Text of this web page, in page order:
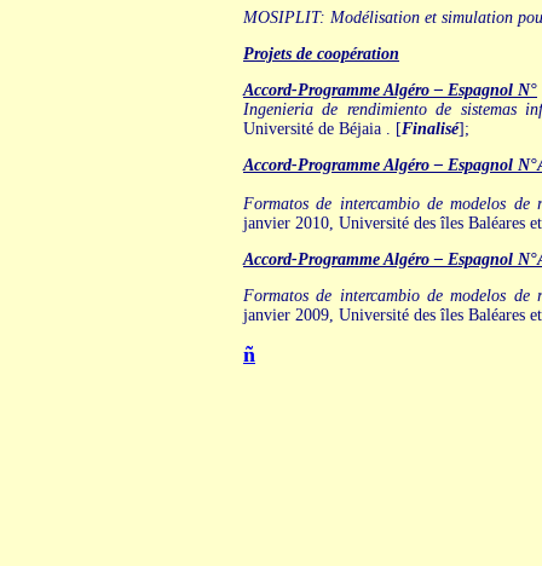
MOSIPLIT: Modélisation et simulation
Projets de coopération
Accord-Programme Algéro – Espagnol N°
Ingenieria de rendimiento de sistemas
Université de Béjaia . [Finalisé];
Accord-Programme Algéro – Espagnol
Formatos de intercambio de modelos de
janvier 2010, Université des îles Baléares
Accord-Programme Algéro – Espagnol
Formatos de intercambio de modelos de
janvier 2009, Université des îles Baléares
ñ